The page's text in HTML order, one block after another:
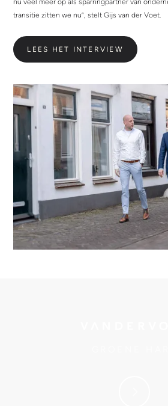
nu veel meer op als sparringpartner van
transitie zitten we nu”, stelt Gijs van der Voet.
LEES HET INTERVIEW